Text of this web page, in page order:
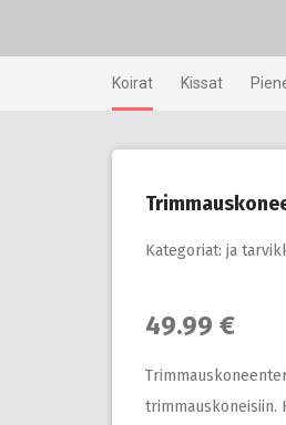
Koirat Kissat
Kategoriat: ja
49.99 €
trimmauskoneisiin.